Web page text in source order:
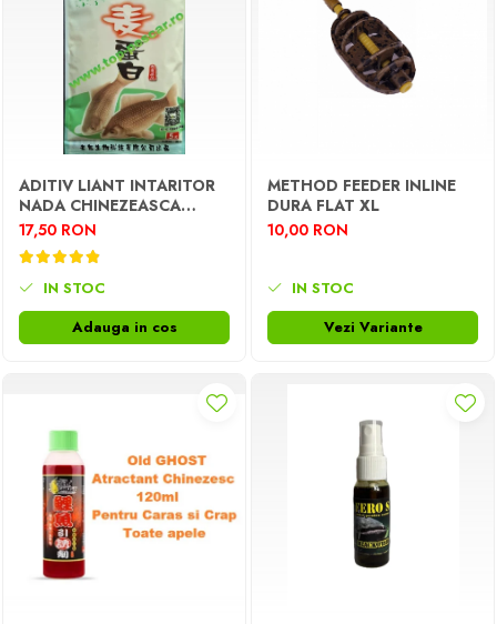
ADITIV LIANT INTARITOR
NADA CHINEZEASCA
SUPER FINA 100G
17,50 RON
IN STOC
Adauga in cos
METHOD FEEDER INLINE
DURA FLAT XL
10,00 RON
IN STOC
Vezi Variante